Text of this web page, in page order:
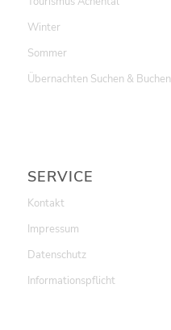
Winter
Sommer
Übernachten Suchen & Buchen
SERVICE
Kontakt
Impressum
Datenschutz
Informationspflicht